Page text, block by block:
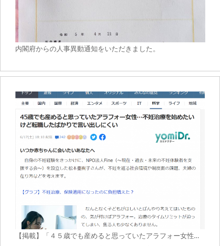
内閣府からの人事異動通知をいただきました。
【掲載】「４５歳でも産めると思っていたアラフォー女性…